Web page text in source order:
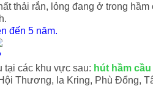
thải rắn, lỏng đang ở trong
đến 5 năm.
tại các khu vực sau: hút hầm
Thương, Ia Kring, Phù Đổng,